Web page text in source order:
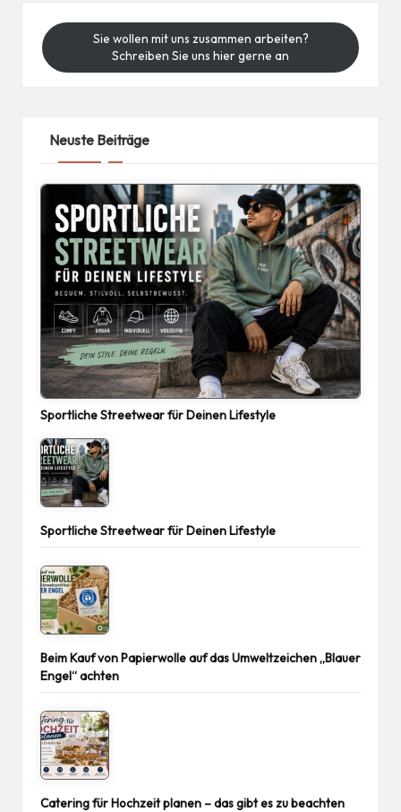
Sie wollen mit uns zusammen arbeiten?
Schreiben Sie uns hier gerne an
Neuste Beiträge
Sportliche Streetwear für Deinen Lifestyle
Sportliche Streetwear für Deinen Lifestyle
Beim Kauf von Papierwolle auf das Umweltzeichen „Blauer
Engel“ achten
Catering für Hochzeit planen – das gibt es zu beachten